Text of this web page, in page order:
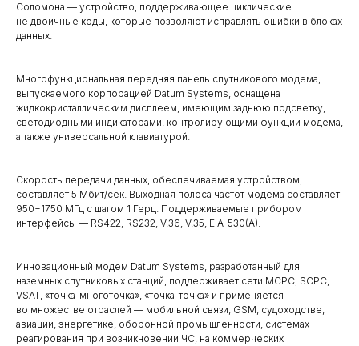
Соломона — устройство, поддерживающее циклические
не двоичные коды, которые позволяют исправлять ошибки в блоках
данных.
Многофункциональная передняя панель спутникового модема,
выпускаемого корпорацией Datum Systems, оснащена
жидкокристаллическим дисплеем, имеющим заднюю подсветку,
светодиодными индикаторами, контролирующими функции модема,
а также универсальной клавиатурой.
Скорость передачи данных, обеспечиваемая устройством,
составляет 5 Мбит/сек. Выходная полоса частот модема составляет
950−1750 МГц с шагом 1 Герц. Поддерживаемые прибором
интерфейсы — RS422, RS232, V.36, V.35, EIA-530(A).
Инновационный модем Datum Systems, разработанный для
наземных спутниковых станций, поддерживает сети MCPC, SCPC,
VSAT, «точка-многоточка», «точка-точка» и применяется
во множестве отраслей — мобильной связи, GSM, судоходстве,
авиации, энергетике, оборонной промышленности, системах
реагирования при возникновении ЧС, на коммерческих